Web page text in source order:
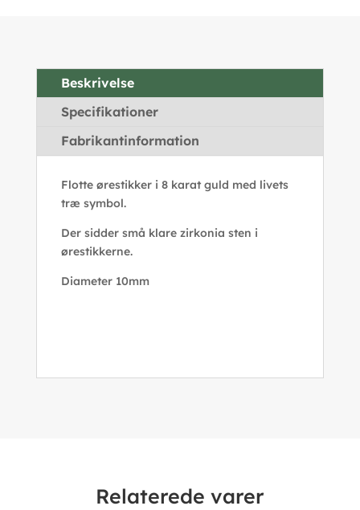
Beskrivelse
Specifikationer
Fabrikantinformation
Flotte ørestikker i 8 karat guld med livets
træ symbol.
Der sidder små klare zirkonia sten i
ørestikkerne.
Diameter 10mm
Relaterede varer